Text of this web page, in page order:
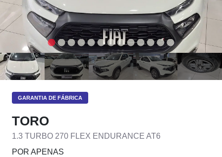
GARANTIA DE FÁBRICA
TORO
1.3 TURBO 270 FLEX ENDURANCE AT6
POR APENAS